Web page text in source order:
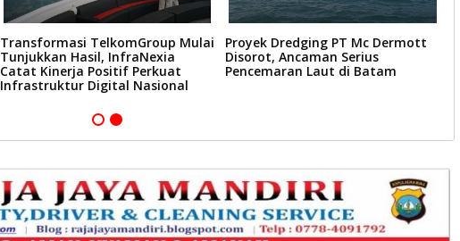
Transformasi TelkomGroup Mulai
Tunjukkan Hasil, InfraNexia
Catat Kinerja Positif Perkuat
Infrastruktur Digital Nasional
Proyek Dredging PT Mc Dermott
Disorot, Ancaman Serius
Pencemaran Laut di Batam